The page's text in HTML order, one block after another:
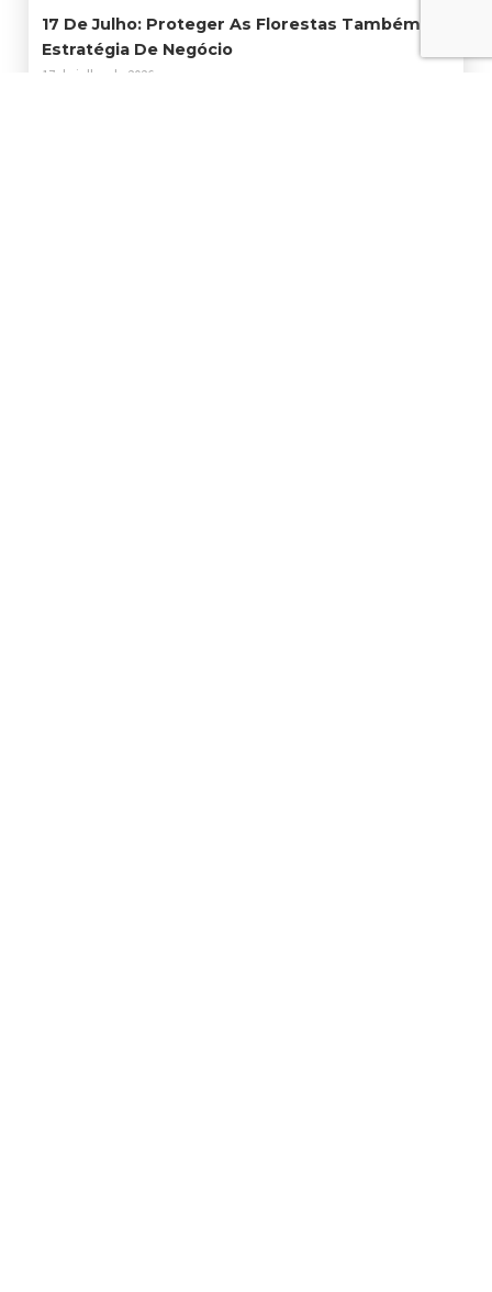
17 De Julho: Proteger As Florestas Também É
Estratégia De Negócio
17 de julho de 2026